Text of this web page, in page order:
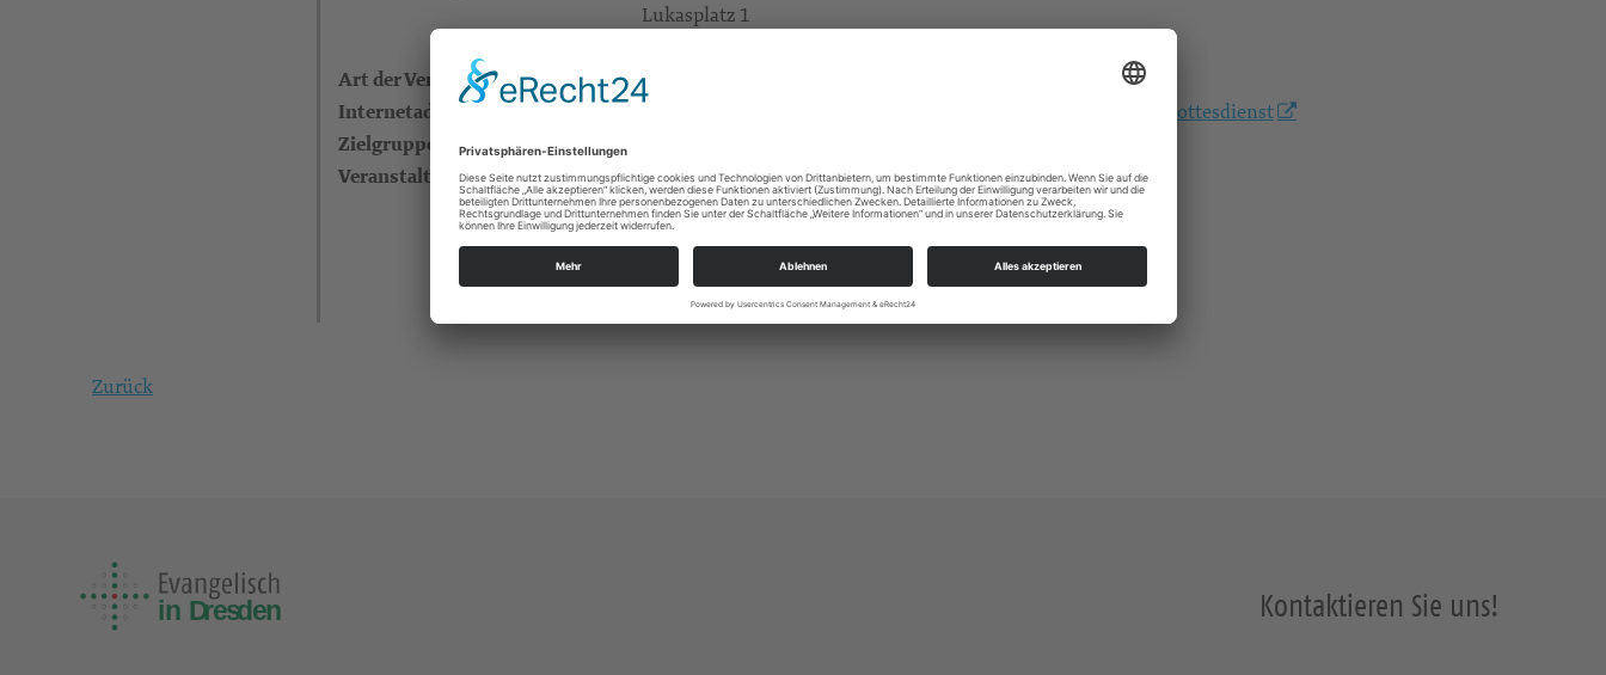
Lukasplatz 1
Art der Veranstaltung Gottesdienste
Internetadresse https://landing.churchdesk.com/de/e/36434175/abendmahlsottesdienst
Zielgruppe
Veranstalter Ev.-Luth. Kirchgemeinde Johannes-Kreuz-Lukas Dresden
An der Kreuzkirche 6
01067 Dresden
kg.dresden-johannes-kreuz-lukas@evlks.de
https://www.johannes-kreuz-lukas.de/
Zurück
Kontaktieren Sie uns!